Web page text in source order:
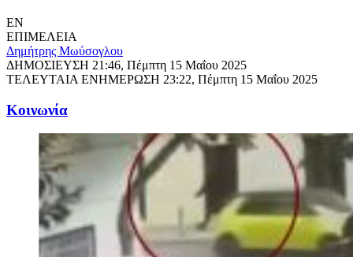
EN
ΕΠΙΜΕΛΕΙΑ
Δημήτρης Μωύσογλου
ΔΗΜΟΣΙΕΥΣΗ 21:46, Πέμπτη 15 Μαΐου 2025
ΤΕΛΕΥΤΑΙΑ ΕΝΗΜΕΡΩΣΗ 23:22, Πέμπτη 15 Μαΐου 2025
Κοινωνία